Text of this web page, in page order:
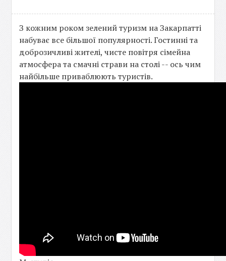
З кожним роком зелений туризм на Закарпатті
набуває все більшої популярності. Гостинні та
доброзичливі жителі, чисте повітря сімейна
атмосфера та смачні страви на столі -- ось чим
найбільше приваблюють туристів.